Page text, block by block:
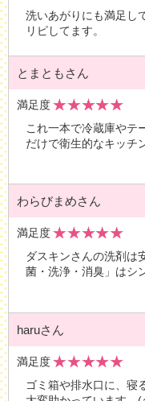
洗いあがりにも満足し
リピしてます。
とまともさん
満足度
これ一本で冷蔵庫やテ
だけで衛生的なキッチ
わらびまめさん
満足度
ダスキンさんの洗剤は
菌・洗浄・消臭」はシ
haruさん
満足度
ゴミ箱や排水口に、寝